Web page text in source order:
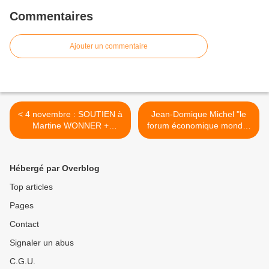
Commentaires
Ajouter un commentaire
< 4 novembre : SOUTIEN à
Martine WONNER +
Projection du film «
Jean-Domique Michel "le
forum économique mondial
à de troublantes
Hébergé par Overblog
Top articles
Pages
Contact
Signaler un abus
C.G.U.